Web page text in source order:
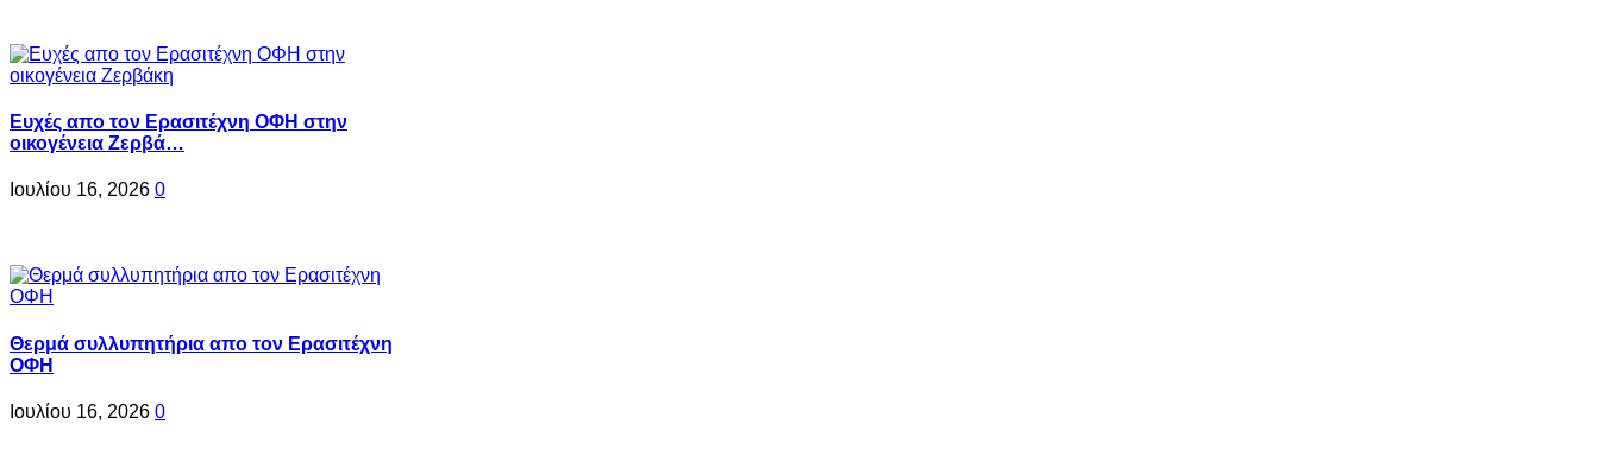
Ευχές απο τον Ερασιτέχνη ΟΦΗ στην
οικογένεια Ζερβά…
Ιουλίου 16, 2026 0
Θερμά συλλυπητήρια απο τον Ερασιτέχνη
ΟΦΗ
Ιουλίου 16, 2026 0